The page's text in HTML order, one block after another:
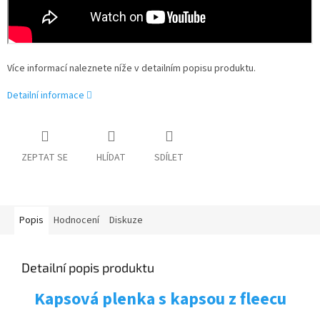
Více informací naleznete níže v detailním popisu produktu.
Detailní informace
ZEPTAT SE HLÍDAT SDÍLET
Popis Hodnocení Diskuze
Detailní popis produktu
Kapsová plenka s kapsou z fleecu